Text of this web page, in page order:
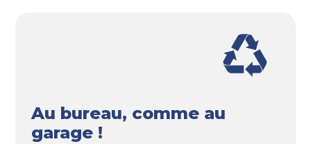
Au bureau, comme au
garage !